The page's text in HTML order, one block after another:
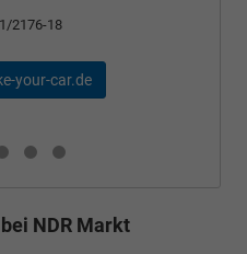
2176-18
your-car.de
NDR Markt